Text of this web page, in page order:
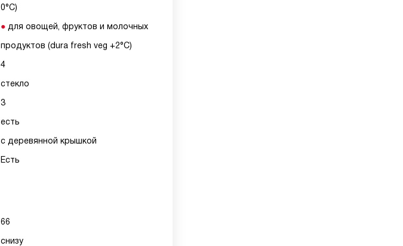
0°C)
для овощей, фруктов и молочных
продуктов (dura fresh veg +2°C)
4
стекло
3
есть
с деревянной крышкой
Есть
66
снизу